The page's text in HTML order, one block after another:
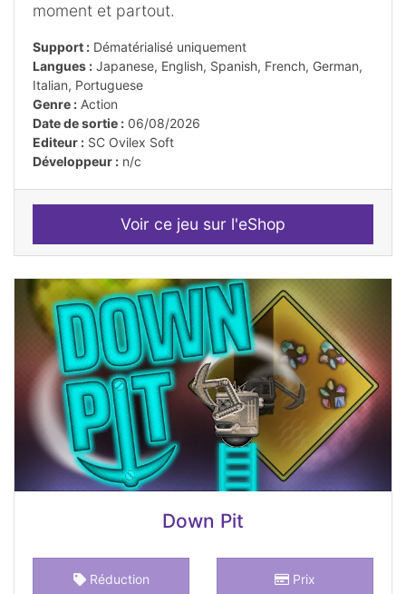
moment et partout.
Support : Dématérialisé uniquement
Langues : Japanese, English, Spanish, French, German,
Italian, Portuguese
Genre : Action
Date de sortie : 06/08/2026
Editeur : SC Ovilex Soft
Développeur : n/c
Voir ce jeu sur l'eShop
Down Pit
Réduction Prix